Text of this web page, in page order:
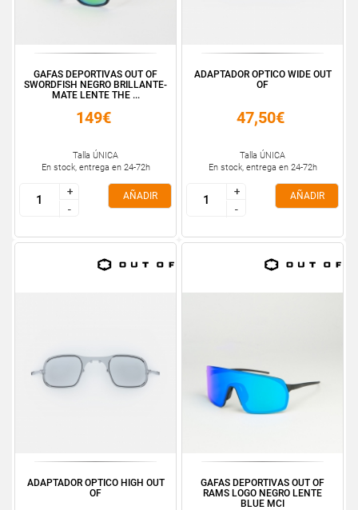
GAFAS DEPORTIVAS OUT OF
SWORDFISH NEGRO BRILLANTE-
MATE LENTE THE ...
149€
Talla ÚNICA
En stock, entrega en 24-72h
+
-
+
-
AÑADIR
ADAPTADOR OPTICO WIDE OUT
OF
47,50€
Talla ÚNICA
En stock, entrega en 24-72h
+
-
+
-
AÑADIR
ADAPTADOR OPTICO HIGH OUT
OF
GAFAS DEPORTIVAS OUT OF
RAMS LOGO NEGRO LENTE
BLUE MCI